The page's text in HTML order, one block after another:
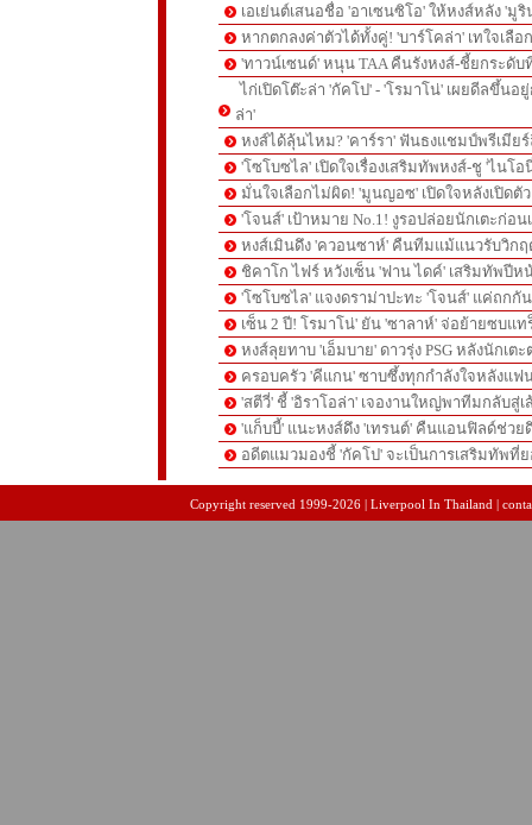
เอเย่นต์เสนอชื่อ 'อาเซนซิโอ' ให้หงส์หลัง 'มู
หากตกลงค่าตัวได้ทั้งคู่! 'บาร์โคล่า' เทใจเลือ
'ทาวน์เซนด์' หนุน TAA คืนรังหงส์-ชี้ยกระดั
ไก่เปิดโต๊ะล่า 'กัคโป' - 'โรมาโน่' เผยดีลขึ้นอ
ล่า'
หงส์ได้ลุ้นไหม? 'คาร์รา' ฟันธงแชมป์พรีเมีย
'โซโบซไล' เปิดใจเรื่องเสริมทัพหงส์-ชู 'ไนโ
มั่นใจเลือกไม่ผิด! 'มูนญอซ' เปิดใจหลังเปิดตั
'โจนส์' เป้าหมาย No.1! งูรอปล่อยนักเตะก่อ
หงส์เมินดึง 'ควอนซาห์' คืนทีมแม้แนวรับวิก
ชิคาโก ไฟร์ หวังเซ็น 'ฟาน ไดค์' เสริมทัพปีห
'โซโบซไล' แจงดราม่าปะทะ 'โจนส์' แค่ถกกั
เซ็น 2 ปี! โรมาโน่' ยัน 'ซาลาห์' จ่อย้ายซบแ
หงส์ลุยทาบ 'เอ็มบาย' ดาวรุ่ง PSG หลังนักเต
ครอบครัว 'คีแกน' ซาบซึ้งทุกกำลังใจหลังแฟ
'สตีวี่' ชี้ 'อิราโอล่า' เจองานใหญ่พาทีมกลับสู่
'แก็บบี้' แนะหงส์ดึง 'เทรนต์' คืนแอนฟิลด์ช่วย
อดีตแมวมองชี้ 'กัคโป' จะเป็นการเสริมทัพที่
Copyright reserved 1999-2026 | Liverpool In Thailand |